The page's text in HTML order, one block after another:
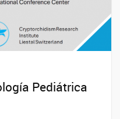
Pediátrica